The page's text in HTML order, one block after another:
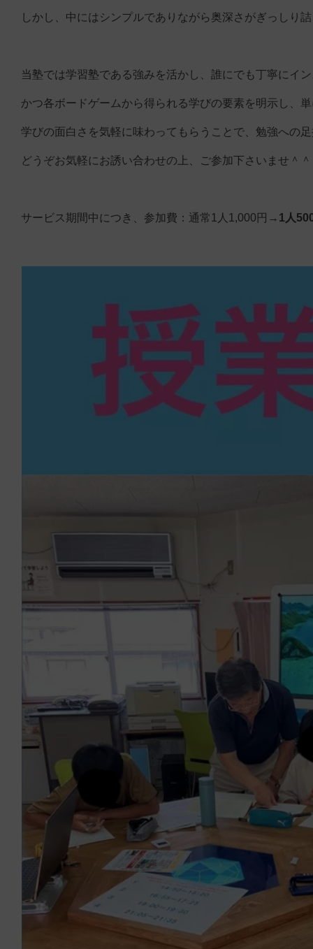
しかし、中にはシンプルでありながら奥深さがぎっしり
当塾では学習塾である強みを活かし、誰にでも丁寧にイ
かつ各ボードゲームから得られる学びの要素を明示し、
学びの面白さを気軽に味わってもらうことで、勉強への
どうぞお気軽にお誘い合わせの上、ご参加下さいませ＾＾
サービス期間中につき、参加費：通常1人1,000円→ 1人